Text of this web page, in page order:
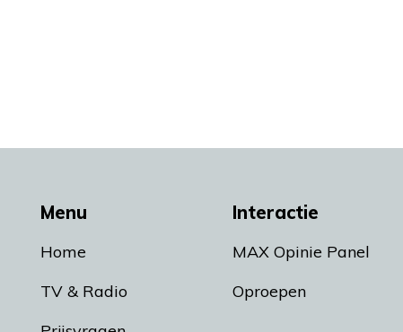
Menu
Home
TV & Radio
Interactie
MAX Opinie Panel
Oproepen